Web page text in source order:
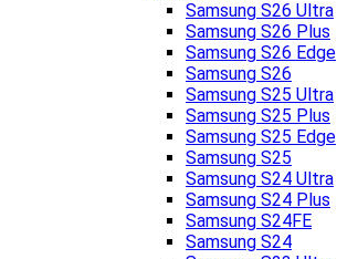
Samsung S26 Ultra
Samsung S26 Plus
Samsung S26 Edge
Samsung S26
Samsung S25 Ultra
Samsung S25 Plus
Samsung S25 Edge
Samsung S25
Samsung S24 Ultra
Samsung S24 Plus
Samsung S24FE
Samsung S24